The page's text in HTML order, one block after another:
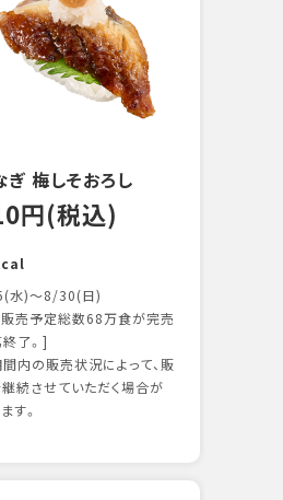
ぎ 梅しそおろし
円(税込)
水)～8/30(日)
売予定総数68万食が完売
了。]
内の販売状況によって、販
続させていただく場合が
す。